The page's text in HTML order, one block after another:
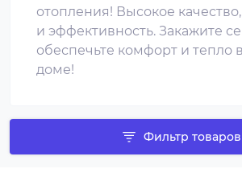
отопления! Высокое
и эффективность. Закажите
обеспечьте комфорт и тепло
доме!
Фильтр товаров